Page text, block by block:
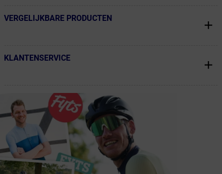
← Terug naar productnavigatie
VERGELIJKBARE PRODUCTEN
← Terug naar productnavigatie
KLANTENSERVICE